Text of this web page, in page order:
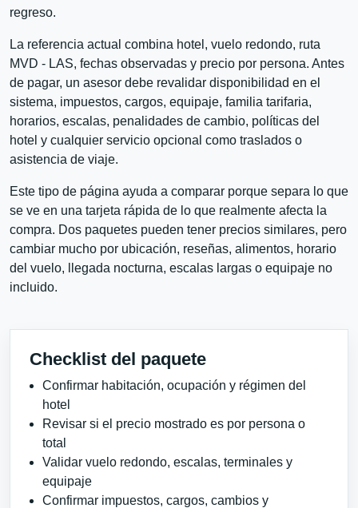
regreso.
La referencia actual combina hotel, vuelo redondo, ruta
MVD - LAS, fechas observadas y precio por persona. Antes
de pagar, un asesor debe revalidar disponibilidad en el
sistema, impuestos, cargos, equipaje, familia tarifaria,
horarios, escalas, penalidades de cambio, políticas del
hotel y cualquier servicio opcional como traslados o
asistencia de viaje.
Este tipo de página ayuda a comparar porque separa lo que
se ve en una tarjeta rápida de lo que realmente afecta la
compra. Dos paquetes pueden tener precios similares, pero
cambiar mucho por ubicación, reseñas, alimentos, horario
del vuelo, llegada nocturna, escalas largas o equipaje no
incluido.
Checklist del paquete
Confirmar habitación, ocupación y régimen del
hotel
Revisar si el precio mostrado es por persona o
total
Validar vuelo redondo, escalas, terminales y
equipaje
Confirmar impuestos, cargos, cambios y